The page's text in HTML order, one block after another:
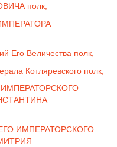
полк,
ИМПЕРАТОРА
Его Величества полк,
Котляревского полк,
ИМПЕРАТОРСКОГО
ЕГО ИМПЕРАТОРСКОГО